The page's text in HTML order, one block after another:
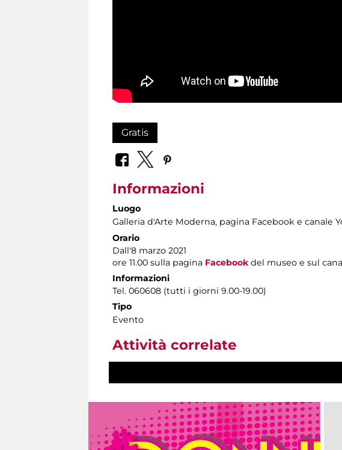
Gratis
Informazioni
Luogo
Galleria d'Arte Moderna, pagina Facebook e canale
Orario
Dall'8 marzo 2021
ore 11.00 sulla pagina Facebookdel museo e sul
Informazioni
Tel. 060608 (tutti i giorni 9.00-19.00)
Tipo
Evento
Attività correlate